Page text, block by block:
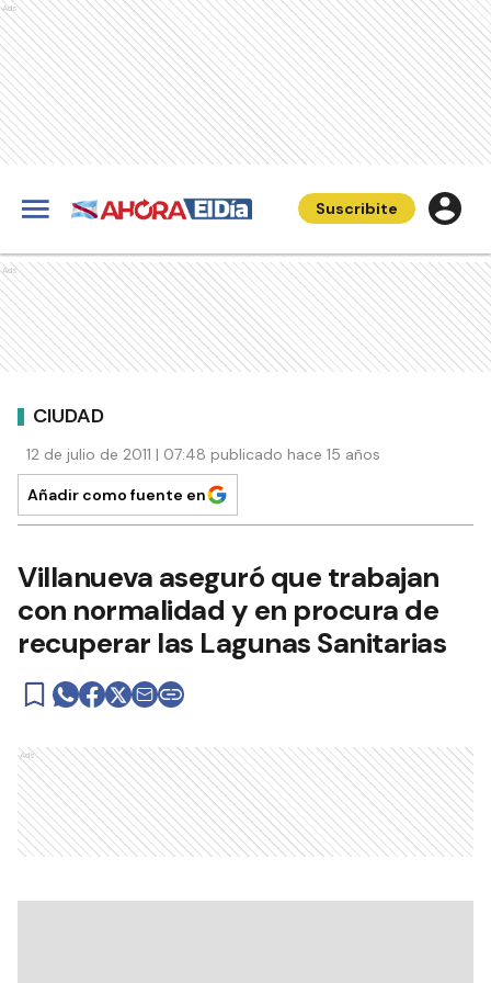
Ads
Suscribite
Ads
CIUDAD
12 de julio de 2011 | 07:48 publicado hace 15 años
Añadir como fuente en
Villanueva aseguró que trabajan
con normalidad y en procura de
recuperar las Lagunas Sanitarias
Ads